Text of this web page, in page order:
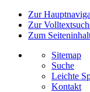
Zur
Zur
Zum
Sitemap
Suche
Leichte
Kontakt